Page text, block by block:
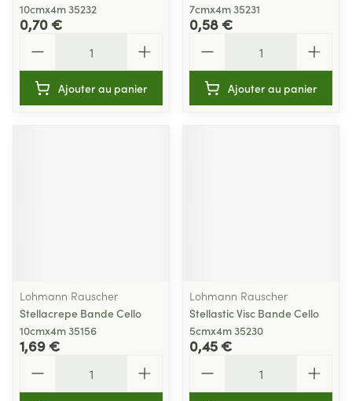
10cmx4m 35232
0,70 €
Ajouter au panier
7cmx4m 35231
0,58 €
Ajouter au panier
Lohmann Rauscher
Stellacrepe Bande Cello
10cmx4m 35156
1,69 €
Lohmann Rauscher
Stellastic Visc Bande Cello
5cmx4m 35230
0,45 €